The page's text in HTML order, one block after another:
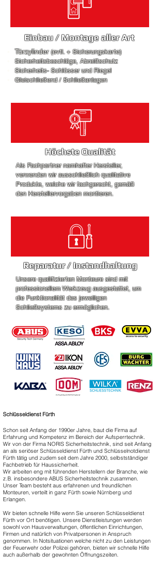
Einbau / Montage aller Art
Türzylinder(evtl. + Sicherungskarte)
Sicherheitsbeschläge, Abreißschutz
Sicherheits- Schlösser und Riegel
Gleischließend / Schließanlagen
Höchste Qualität
Als Fachpartner namhafter Hersteller,
verwenden wir ausschließlich qualitative
Produkte, welche wir fachgerecht, gemäß
den Herstellervorgaben montieren.
Reparatur/ Instandhaltung
Unsere qualifizierten Monteure sind mit
professionellem Werkzeug ausgestattet, um
die Funktionalität des jeweiligen
Schließsystems zu ermöglichen.
Schon seit Anfang der 1990er Jahre, baut die Firma auf
Erfahrung und Kompetenz im Bereich der Aufsperrtechnik.
Wir von der Firma NORIS Sicherheitstechnik, sind seit Anfang
an als seriöser Schlüsseldienst Fürth und Schlüsselnotdienst
Fürth tätig und zudem seit dem Jahre 2000, selbstständiger
Fachbetrieb für Haussicherheit.
Wir arbeiten eng mit führenden Herstellern der Branche, wie
z.B. insbesondere ABUS Sicherheitstechnik zusammen.
Unser Team besteht aus erfahrenen und freundlichen
Monteuren, verteilt in ganz Fürth sowie Nürnberg und
Erlangen.
Wir bieten schnelle Hilfe wenn Sie unseren Schlüsseldienst
Fürth vor Ort benötigen. Unsere Dienstleistungen werden
sowohl von Hausverwaltungen, öffentlichen Einrichtungen,
Firmen und natürlich von Privatpersonen in Anspruch
genommen. In Notsituationen welche nicht zu den Leistungen
der Feuerwehr oder Polizei gehören, bieten wir schnelle Hilfe
auch außerhalb der gewohnten Öffnungszeiten.
Schlüsseldienst Fürth